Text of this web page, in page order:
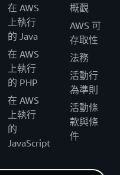
在 AWS
上執行
的 Java
在 AWS
上執行
的 PHP
在 AWS
上執行
的
JavaScript
概觀
AWS 可
存取性
法務
活動行
為準則
活動條
款與條
件